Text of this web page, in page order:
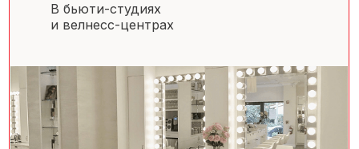
В бьюти-студиях
и велнесс-центрах